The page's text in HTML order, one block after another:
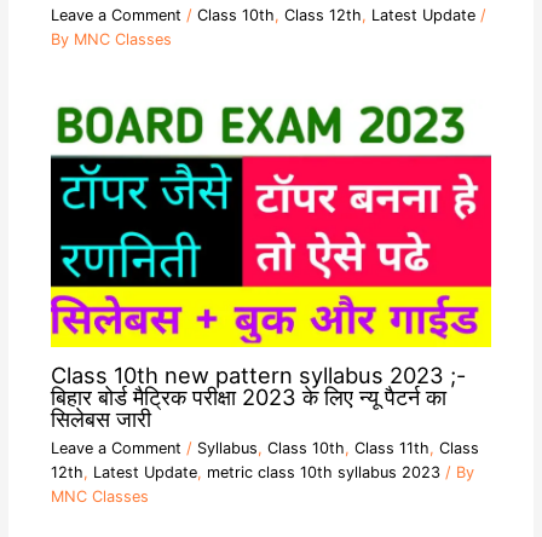
Leave a Comment / Class 10th, Class 12th, Latest Update/
By MNC Classes
Class 10th new pattern syllabus 2023 ;-
बिहार बोर्ड मैट्रिक परीक्षा 2023 के लिए न्यू पैटर्न का
सिलेबस जारी
Leave a Comment / Syllabus, Class 10th, Class 11th, Class
12th, Latest Update, metric class 10th syllabus 2023/ By
MNC Classes